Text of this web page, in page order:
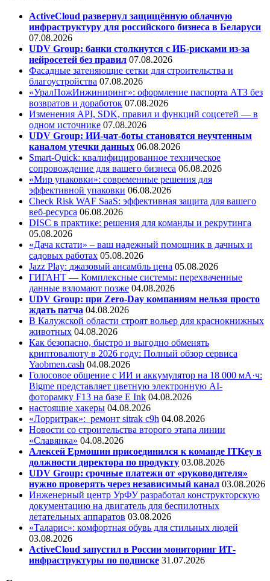
ActiveCloud развернул защищённую облачную
инфраструктуру для российского бизнеса в Беларуси
07.08.2026
UDV Group: банки столкнутся с ИБ-рисками из-за
нейросетей без правил 07.08.2026
Фасадные затеняющие сетки для строительства и
благоустройства 07.08.2026
«УралПожИнжиниринг»: оформление паспорта АТЗ без
возвратов и доработок 07.08.2026
Изменения API, SDK, правил и функций соцсетей — в
одном источнике 07.08.2026
UDV Group: ИИ-чат-боты становятся неучтенным
каналом утечки данных 06.08.2026
Smart-Quick: квалифицированное техническое
сопровождение для вашего бизнеса 06.08.2026
«Мир упаковки»: современные решения для
эффективной упаковки 06.08.2026
Check Risk WAF SaaS: эффективная защита для вашего
веб-ресурса 06.08.2026
DISC в практике: решения для команды и рекрутинга
05.08.2026
«Дача кстати» – ваш надежный помощник в дачных и
садовых работах 05.08.2026
Jazz Play: джазовый ансамбль цена 05.08.2026
ГИГАНТ — Комплексные системы: перехваченные
данные взломают позже 04.08.2026
UDV Group: при Zero-Day компаниям нельзя просто
ждать патча 04.08.2026
В Калужской области строят вольер для краснокнижных
животных 04.08.2026
Как безопасно, быстро и выгодно обменять
криптовалюту в 2026 году: Полный обзор сервиса
Yaobmen.cash 04.08.2026
Голосовое общение с ИИ и аккумулятор на 18 000 мА·ч:
Bigme представляет цветную электронную AI-
фоторамку F13 на базе E Ink 04.08.2026
настоящие хакеры 04.08.2026
«Лорритрак»: ремонт sitrak c9h 04.08.2026
Новости со строительства второго этапа линии
«Славянка» 04.08.2026
Алексей Ермошин присоединился к команде ITKey в
должности директора по продукту 03.08.2026
UDV Group: срочные платежи от «руководителя»
нужно проверять через независимый канал 03.08.2026
Инженерный центр УрФУ разработал конструкторскую
документацию на двигатель для беспилотных
летательных аппаратов 03.08.2026
«Таларис»: комфортная обувь для стильных людей
03.08.2026
ActiveCloud запустил в России мониторинг ИТ-
инфраструктуры по подписке 31.07.2026